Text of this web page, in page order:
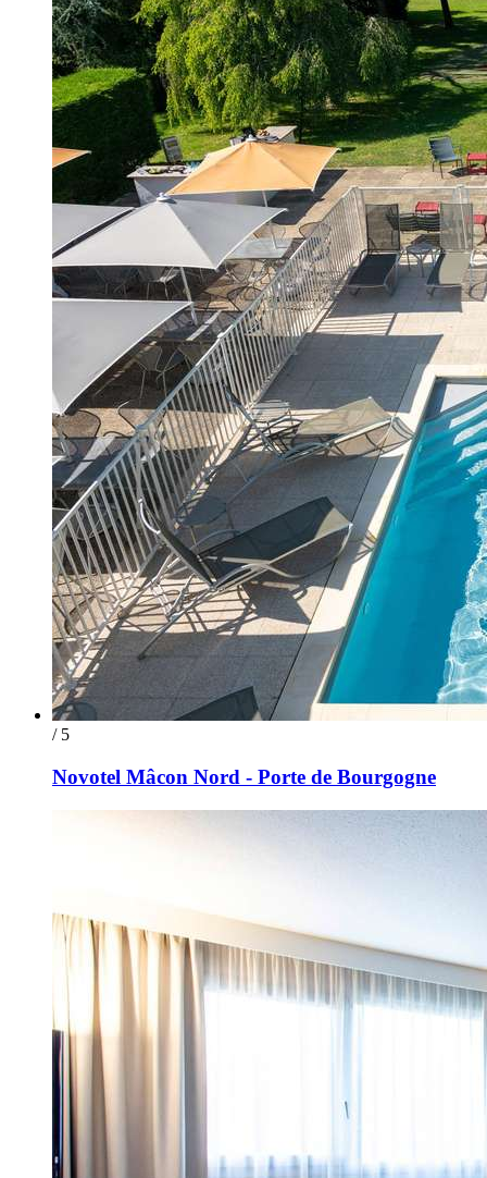
/ 5
Novotel Mâcon Nord - Porte de Bourgogne